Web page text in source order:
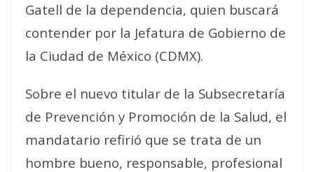
Gatell de la dependencia, quien buscará
contender por la Jefatura de Gobierno de
la Ciudad de México (CDMX).
Sobre el nuevo titular de la Subsecretaría
de Prevención y Promoción de la Salud, el
mandatario refirió que se trata de un
hombre bueno, responsable, profesional